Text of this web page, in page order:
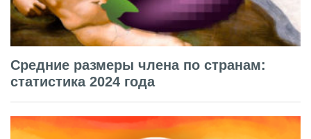
Средние размеры члена по странам:
статистика 2024 года